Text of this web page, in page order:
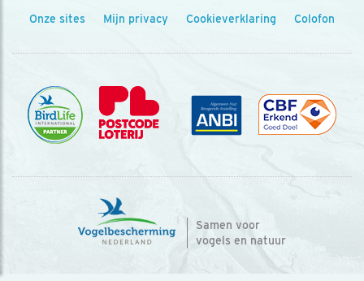
Onze sites Mijn privacy Cookieverklaring Colofon
Samen voor
vogels en natuur